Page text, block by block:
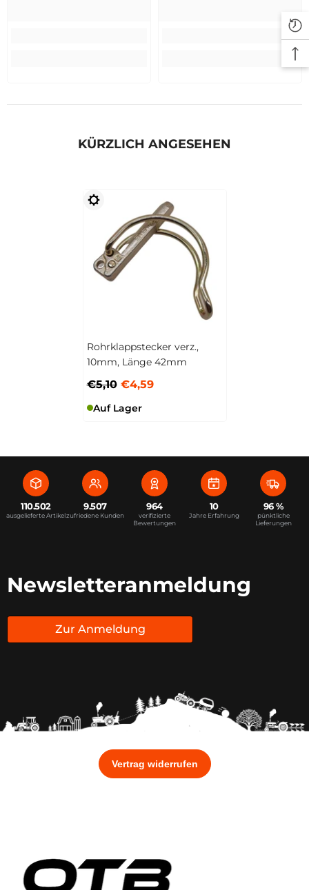
KÜRZLICH ANGESEHEN
Rohrklappstecker verz.,
10mm, Länge 42mm
€5,10 €4,59
Auf Lager
110.502
ausgelieferte Artikel
9.507
zufriedene Kunden
964
verifizierte
Bewertungen
10
Jahre Erfahrung
96 %
pünktliche
Lieferungen
Newsletteranmeldung
Zur Anmeldung